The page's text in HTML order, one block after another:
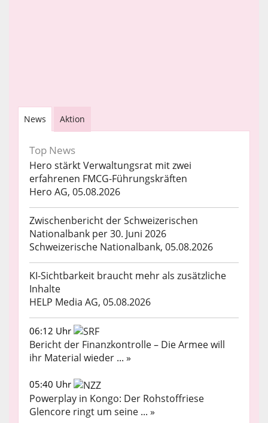
News Aktion
Top News
Hero stärkt Verwaltungsrat mit zwei
erfahrenen FMCG-Führungskräften
Hero AG, 05.08.2026
Zwischenbericht der Schweizerischen
Nationalbank per 30. Juni 2026
Schweizerische Nationalbank, 05.08.2026
KI-Sichtbarkeit braucht mehr als zusätzliche
Inhalte
HELP Media AG, 05.08.2026
06:12 Uhr
Bericht der Finanzkontrolle – Die Armee will
ihr Material wieder ... »
05:40 Uhr
Powerplay in Kongo: Der Rohstoffriese
Glencore ringt um seine ... »